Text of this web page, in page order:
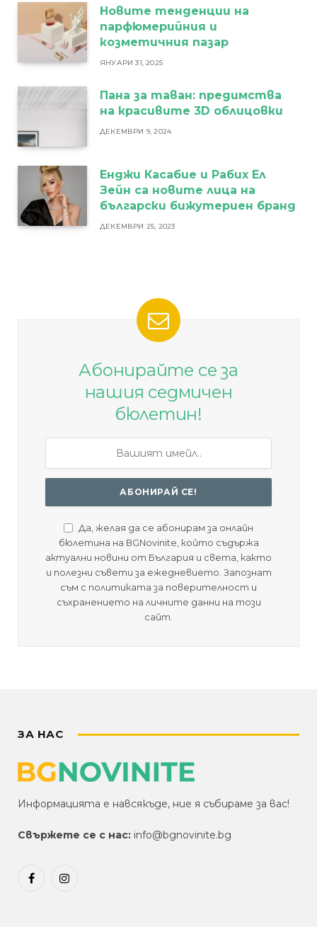
Новите тенденции на
парфюмерийния и
козметичния пазар
ЯНУАРИ 31, 2025
Пана за таван: предимства
на красивите 3D облицовки
ДЕКЕМВРИ 9, 2024
Енджи Касабие и Рабих Ел
Зейн са новите лица на
български бижутериен бранд
ДЕКЕМВРИ 25, 2023
Абонирайте се за
нашия седмичен
бюлетин!
Да, желая да се абонирам за онлайн
бюлетина на BGNovinite, който съдържа
актуални новини от България и света, както
и полезни съвети за ежедневието. Запознат
съм с политиката за поверителност и
съхранението на личните данни на този
сайт.
ЗА НАС
Информацията е навсякъде, ние я събираме за вас!
Свържете се с нас: info@bgnovinite.bg
FacebookInstagram